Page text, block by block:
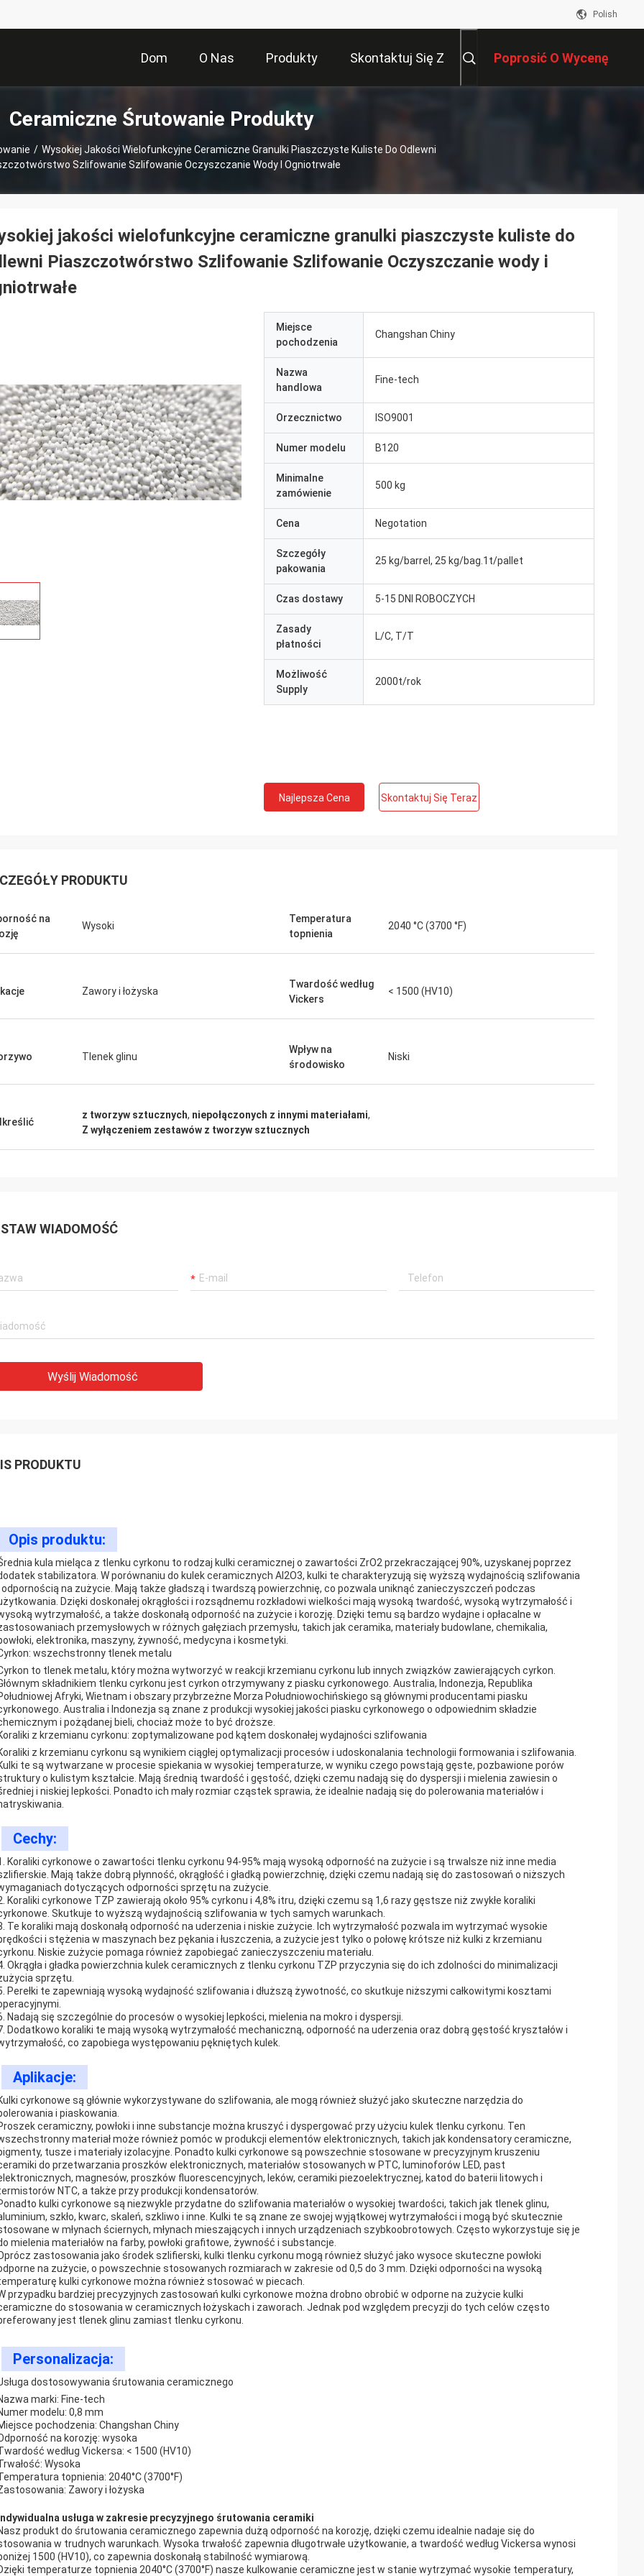
Polish
Dom O Nas Produkty Skontaktuj Się Z Poprosić O Wycenę
Ceramiczne Śrutowanie Produkty
/ Wysokiej Jakości Wielofunkcyjne Ceramiczne Granulki Piaszczyste Kuliste Do Odlewni
Szlifowanie Szlifowanie Oczyszczanie Wody I Ogniotrwałe
jakości wielofunkcyjne ceramiczne granulki piaszczyste kuliste do
Piaszczotwórstwo Szlifowanie Szlifowanie Oczyszczanie wody i
Miejsce
pochodzenia
Changshan Chiny
Nazwa
handlowa
Fine-tech
Orzecznictwo ISO9001
Numer modelu B120
Minimalne
zamówienie
500 kg
Cena Negotation
Szczegóły
pakowania
25 kg/barrel, 25 kg/bag.1t/pallet
Czas dostawy 5-15 DNI ROBOCZYCH
Zasady
płatności
L/C, T/T
Możliwość
Supply
2000t/rok
Najlepsza Cena Skontaktuj Się Teraz
PRODUKTU
na
Wysoki
Temperatura
topnienia
2040 °C (3700 °F)
Zawory i łożyska
Twardość według
Vickers
< 1500 (HV10)
Tlenek glinu
Wpływ na
środowisko
Niski
z tworzyw sztucznych, niepołączonych z innymi materiałami,
Z wyłączeniem zestawów z tworzyw sztucznych
WIADOMOŚĆ
Wyślij Wiadomość
PRODUKTU
Opis produktu:
kula mieląca z tlenku cyrkonu to rodzaj kulki ceramicznej o zawartości ZrO2 przekraczającej 90%, uzyskanej poprzez
stabilizatora. W porównaniu do kulek ceramicznych Al2O3, kulki te charakteryzują się wyższą wydajnością szlifowania
odpornością na zużycie. Mają także gładszą i twardszą powierzchnię, co pozwala uniknąć zanieczyszczeń podczas
Dzięki doskonałej okrągłości i rozsądnemu rozkładowi wielkości mają wysoką twardość, wysoką wytrzymałość i
wytrzymałość, a także doskonałą odporność na zużycie i korozję. Dzięki temu są bardzo wydajne i opłacalne w
przemysłowych w różnych gałęziach przemysłu, takich jak ceramika, materiały budowlane, chemikalia,
elektronika, maszyny, żywność, medycyna i kosmetyki.
wszechstronny tlenek metalu
to tlenek metalu, który można wytworzyć w reakcji krzemianu cyrkonu lub innych związków zawierających cyrkon.
składnikiem tlenku cyrkonu jest cyrkon otrzymywany z piasku cyrkonowego. Australia, Indonezja, Republika
Afryki, Wietnam i obszary przybrzeżne Morza Południowochińskiego są głównymi producentami piasku
Australia i Indonezja są znane z produkcji wysokiej jakości piasku cyrkonowego o odpowiednim składzie
i pożądanej bieli, chociaż może to być droższe.
z krzemianu cyrkonu: zoptymalizowane pod kątem doskonałej wydajności szlifowania
z krzemianu cyrkonu są wynikiem ciągłej optymalizacji procesów i udoskonalania technologii formowania i szlifowania.
te są wytwarzane w procesie spiekania w wysokiej temperaturze, w wyniku czego powstają gęste, pozbawione porów
o kulistym kształcie. Mają średnią twardość i gęstość, dzięki czemu nadają się do dyspersji i mielenia zawiesin o
i niskiej lepkości. Ponadto ich mały rozmiar cząstek sprawia, że ​​idealnie nadają się do polerowania materiałów i
Cechy:
Koraliki cyrkonowe o zawartości tlenku cyrkonu 94-95% mają wysoką odporność na zużycie i są trwalsze niż inne media
Mają także dobrą płynność, okrągłość i gładką powierzchnię, dzięki czemu nadają się do zastosowań o niższych
dotyczących odporności sprzętu na zużycie.
Koraliki cyrkonowe TZP zawierają około 95% cyrkonu i 4,8% itru, dzięki czemu są 1,6 razy gęstsze niż zwykłe koraliki
Skutkuje to wyższą wydajnością szlifowania w tych samych warunkach.
Te koraliki mają doskonałą odporność na uderzenia i niskie zużycie. Ich wytrzymałość pozwala im wytrzymać wysokie
i stężenia w maszynach bez pękania i łuszczenia, a zużycie jest tylko o połowę krótsze niż kulki z krzemianu
Niskie zużycie pomaga również zapobiegać zanieczyszczeniu materiału.
Okrągła i gładka powierzchnia kulek ceramicznych z tlenku cyrkonu TZP przyczynia się do ich zdolności do minimalizacji
sprzętu.
Perełki te zapewniają wysoką wydajność szlifowania i dłuższą żywotność, co skutkuje niższymi całkowitymi kosztami
Nadają się szczególnie do procesów o wysokiej lepkości, mielenia na mokro i dyspersji.
Dodatkowo koraliki te mają wysoką wytrzymałość mechaniczną, odporność na uderzenia oraz dobrą gęstość kryształów i
co zapobiega występowaniu pękniętych kulek.
Aplikacje:
cyrkonowe są głównie wykorzystywane do szlifowania, ale mogą również służyć jako skuteczne narzędzia do
i piaskowania.
ceramiczny, powłoki i inne substancje można kruszyć i dyspergować przy użyciu kulek tlenku cyrkonu. Ten
materiał może również pomóc w produkcji elementów elektronicznych, takich jak kondensatory ceramiczne,
tusze i materiały izolacyjne. Ponadto kulki cyrkonowe są powszechnie stosowane w precyzyjnym kruszeniu
do przetwarzania proszków elektronicznych, materiałów stosowanych w PTC, luminoforów LED, past
magnesów, proszków fluorescencyjnych, leków, ceramiki piezoelektrycznej, katod do baterii litowych i
NTC, a także przy produkcji kondensatorów.
kulki cyrkonowe są niezwykle przydatne do szlifowania materiałów o wysokiej twardości, takich jak tlenek glinu,
szkło, kwarc, skaleń, szkliwo i inne. Kulki te są znane ze swojej wyjątkowej wytrzymałości i mogą być skutecznie
w młynach ściernych, młynach mieszających i innych urządzeniach szybkoobrotowych. Często wykorzystuje się je
mielenia materiałów na farby, powłoki grafitowe, żywność i substancje.
zastosowania jako środek szlifierski, kulki tlenku cyrkonu mogą również służyć jako wysoce skuteczne powłoki
na zużycie, o powszechnie stosowanych rozmiarach w zakresie od 0,5 do 3 mm. Dzięki odporności na wysoką
kulki cyrkonowe można również stosować w piecach.
przypadku bardziej precyzyjnych zastosowań kulki cyrkonowe można drobno obrobić w odporne na zużycie kulki
do stosowania w ceramicznych łożyskach i zaworach. Jednak pod względem precyzji do tych celów często
jest tlenek glinu zamiast tlenku cyrkonu.
Personalizacja:
dostosowywania śrutowania ceramicznego
marki: Fine-tech
modelu: 0,8 mm
pochodzenia: Changshan Chiny
na korozję: wysoka
według Vickersa: < 1500 (HV10)
Wysoka
topnienia: 2040°C (3700°F)
Zawory i łożyska
usługa w zakresie precyzyjnego śrutowania ceramiki
produkt do śrutowania ceramicznego zapewnia dużą odporność na korozję, dzięki czemu idealnie nadaje się do
w trudnych warunkach. Wysoka trwałość zapewnia długotrwałe użytkowanie, a twardość według Vickersa wynosi
1500 (HV10), co zapewnia doskonałą stabilność wymiarową.
temperaturze topnienia 2040°C (3700°F) nasze kulkowanie ceramiczne jest w stanie wytrzymać wysokie temperatury,